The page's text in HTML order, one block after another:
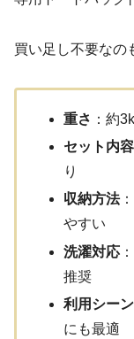
買い足し不要なの
重さ ：約
セット内容
り
収納方法
やすい
洗濯対応
推奨
利用シーン
にも最適